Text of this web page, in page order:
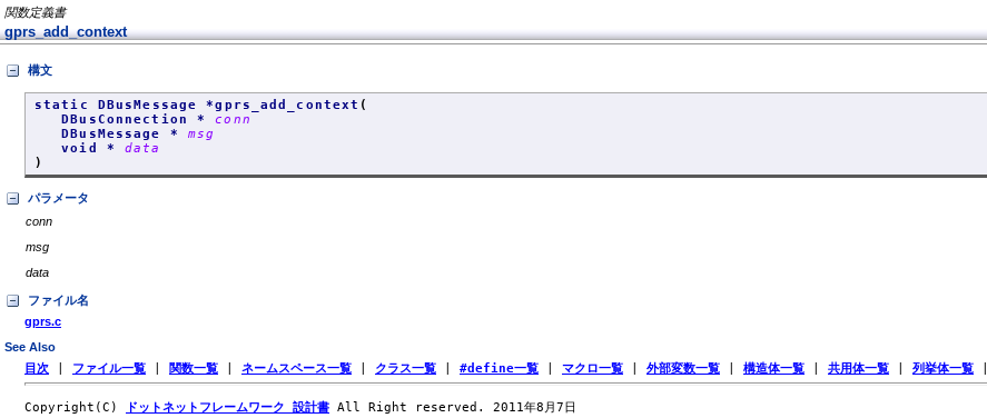
関数定義書
gprs_add_context
構文
static DBusMessage *gprs_add_context (
DBusConnection *conn
DBusMessage * msg
void *data
)
パラメータ
conn
msg
data
ファイル名
gprs.c
See Also
目次 ファイル一覧 関数一覧 ネームスペース一覧 クラス一覧 #define一覧 マクロ一覧 外部変数一覧 構造体一覧 共用体一覧 列挙体一覧
Copyright(C) ドットネットフレームワーク 設計書 All Right reserved. 2011年8月7日